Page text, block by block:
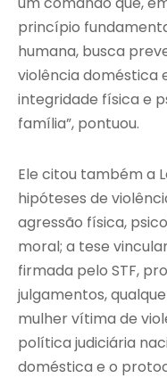
princípio
humana, busca
violência doméstica
integridade física e
família”, pontuou.
Ele citou também a
hipóteses de
agressão física,
moral; a tese
firmada pelo STF,
julgamentos,
mulher vítima de
política judiciária
doméstica e o